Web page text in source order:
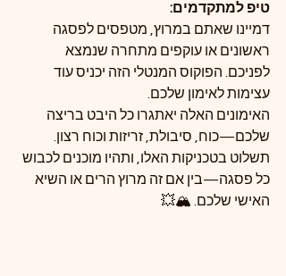
טיפ למתקדמים:
דמיינו שאתם במרוץ, מטפסים לפסגה
ראשונים או עוקפים מתחרה שנמצא
לפניכם. הפוקוס המנטלי הזה יכניס עוד
עצימות לאימון שלכם.
האימונים האלה יאתגרו כל היבט בריצה
שלכם—כוח, סיבולת, זריזות וכוח רצון.
תשלוט בטכניקות האלו, ותהיו מוכנים לכבוש
כל פסגה—בין אם זה מרוץ הרים או השיא
האישי שלכם. 🏔️💥